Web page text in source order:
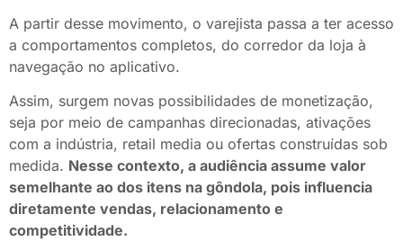
A partir desse movimento, o varejista passa a ter acesso
a comportamentos completos, do corredor da loja à
navegação no aplicativo.
Assim, surgem novas possibilidades de monetização,
seja por meio de campanhas direcionadas, ativações
com a indústria, retail media ou ofertas construídas sob
medida. Nesse contexto, a audiência assume valor
semelhante ao dos itens na gôndola, pois influencia
diretamente vendas, relacionamento e
competitividade.